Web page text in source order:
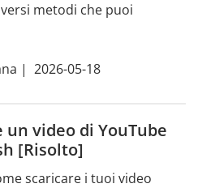
metodi che puoi
| 2026-05-18
un video di YouTube
[Risolto]
scaricare i tuoi video